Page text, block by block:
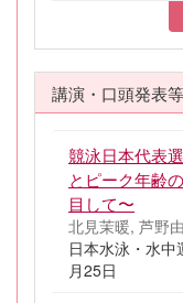
講演・口頭発表等
競泳日本代表
とピーク年齢
目して〜
北見茉暖, 芦野
日本水泳・水
月25日